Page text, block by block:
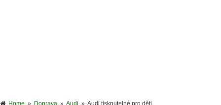
Home » Doprava » Audi » Audi tisknutelné pro děti